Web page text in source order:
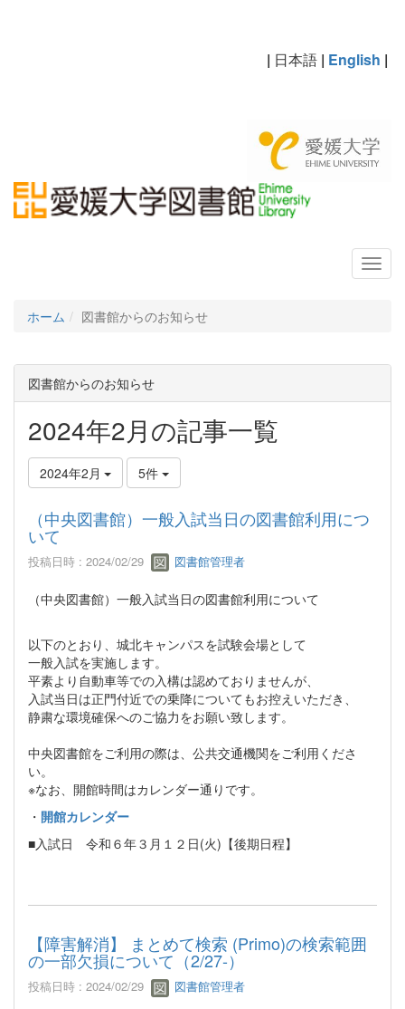
| 日本語 | English |
ホーム 図書館からのお知らせ
図書館からのお知らせ
2024年2月の記事一覧
2024年2月 5件
（中央図書館）一般入試当日の図書館利用につ
いて
投稿日時 : 2024/02/29 図書館管理者
（中央図書館）一般入試当日の図書館利用について
以下のとおり、城北キャンパスを試験会場として
一般入試を実施します。
平素より自動車等での入構は認めておりませんが、
入試当日は正門付近での乗降についてもお控えいただき、
静粛な環境確保へのご協力をお願い致します。
中央図書館をご利用の際は、公共交通機関をご利用くださ
い。
※なお、開館時間はカレンダー通りです。
・ 開館カレンダー
■入試日 令和６年３月１２日(火)【後期日程】
【障害解消】 まとめて検索 (Primo)の検索範囲
の一部欠損について（2/27-）
投稿日時 : 2024/02/29 図書館管理者